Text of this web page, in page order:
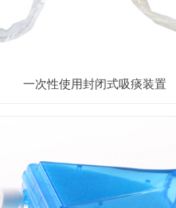
一次性使用封闭式吸痰装置